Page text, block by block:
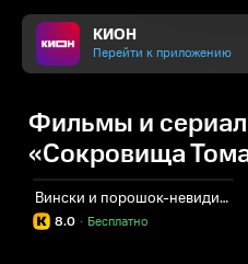
КИОН
Перейти к приложению
Фильмы и
«Сокровища
Вински и порошок-невидимка
8.0 Бесплатно
·